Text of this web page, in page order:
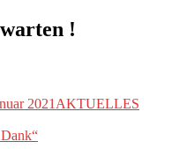
!
2021 Kategorien
AKTUELLES